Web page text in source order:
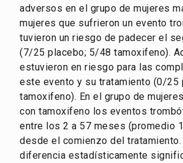
adversos en el grupo de mujeres
mujeres que sufrieron un evento
tuvieron un riesgo de padecer el
(7/25 placebo; 5/48 tamoxifeno).
estuvieron en riesgo para las
este evento y su tratamiento (0/25
tamoxifeno). En el grupo de
con tamoxifeno los eventos
entre los 2 a 57 meses (promedio
desde el comienzo del tratamiento.
diferencia estadísticamente